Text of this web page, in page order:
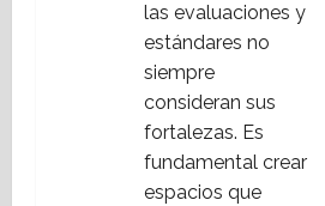
las evaluaciones y
estándares no
siempre
consideran sus
fortalezas. Es
fundamental crear
espacios que